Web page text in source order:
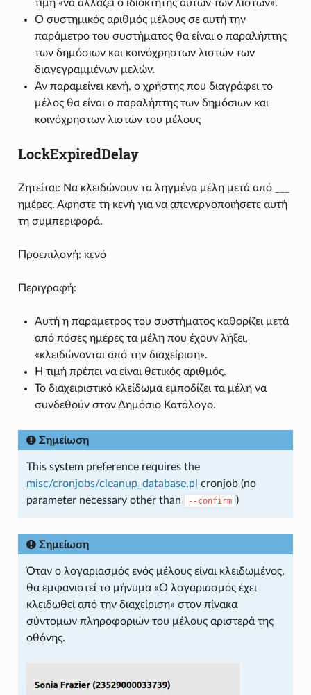
τιμή «να αλλάζει ο ιδιοκτήτης αυτών των λιστών».
Ο συστημικός αριθμός μέλους σε αυτή την
παράμετρο του συστήματος θα είναι ο παραλήπτης
των δημόσιων και κοινόχρηστων λιστών των
διαγεγραμμένων μελών.
Αν παραμείνει κενή, ο χρήστης που διαγράφει το
μέλος θα είναι ο παραλήπτης των δημόσιων και
κοινόχρηστων λιστών του μέλους
LockExpiredDelay
Ζητείται: Να κλειδώνουν τα ληγμένα μέλη μετά από ___
ημέρες. Αφήστε τη κενή για να απενεργοποιήσετε αυτή
τη συμπεριφορά.
Προεπιλογή: κενό
Περιγραφή:
Αυτή η παράμετρος του συστήματος καθορίζει μετά
από πόσες ημέρες τα μέλη που έχουν λήξει,
«κλειδώνονται από την διαχείριση».
Η τιμή πρέπει να είναι θετικός αριθμός.
Το διαχειριστικό κλείδωμα εμποδίζει τα μέλη να
συνδεθούν στον Δημόσιο Κατάλογο.
Σημείωση
This system preference requires the
misc/cronjobs/cleanup_database.pl cronjob (no
parameter necessary other than
--confirm )
Σημείωση
Όταν ο λογαριασμός ενός μέλους είναι κλειδωμένος,
θα εμφανιστεί το μήνυμα «Ο λογαριασμός έχει
κλειδωθεί από την διαχείριση» στον πίνακα
σύντομων πληροφοριών του μέλους αριστερά της
οθόνης.